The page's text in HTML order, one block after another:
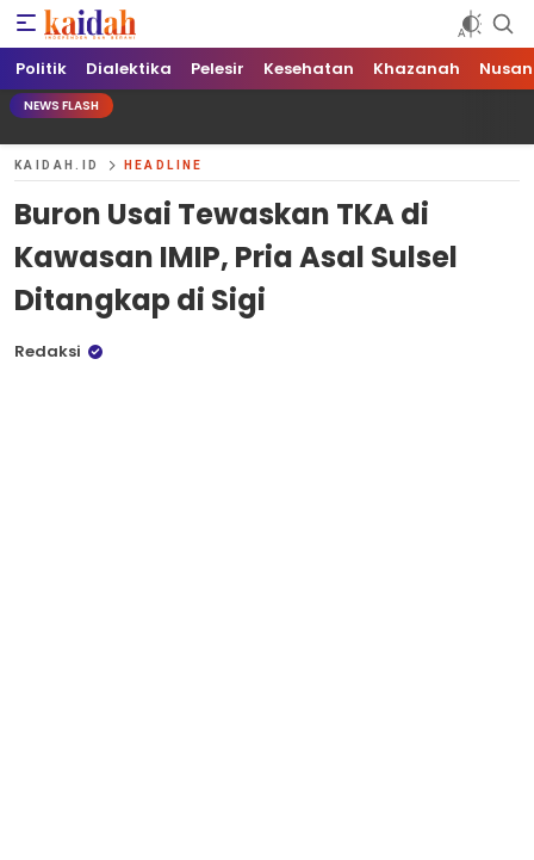
Kaidah.ID
Independen dan Berani
Politik Dialektika Pelesir Kesehatan Khazanah
NEWS FLASH
KAIDAH.ID HEADLINE
Buron Usai Tewaskan TKA di
Kawasan IMIP, Pria Asal Sulsel
Ditangkap di Sigi
Redaksi